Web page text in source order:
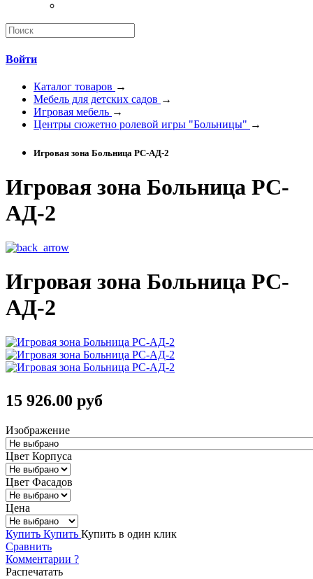
Войти
Каталог товаров →
Мебель для детских садов →
Игровая мебель →
Центры сюжетно ролевой игры "Больницы" →
Игровая зона Больница РС-АД-2
Игровая зона Больница РС-
АД-2
Игровая зона Больница РС-
АД-2
15 926.00 руб
Изображение
Цвет Корпуса
Цвет Фасадов
Цена
Купить Купить Купить в один клик
Сравнить
Комментарии ?
Распечатать